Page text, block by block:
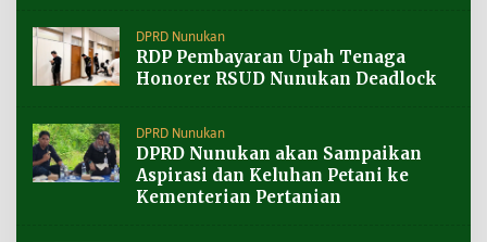
DPRD Nunukan
RDP Pembayaran Upah Tenaga
Honorer RSUD Nunukan Deadlock
DPRD Nunukan
DPRD Nunukan akan Sampaikan
Aspirasi dan Keluhan Petani ke
Kementerian Pertanian